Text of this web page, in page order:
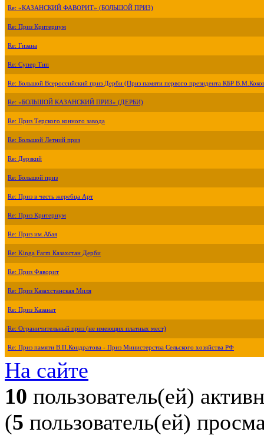
Re: «КАЗАНСКИЙ ФАВОРИТ» (БОЛЬШОЙ ПРИЗ)
Re: Приз Критериум
Re: Гизана
Re: Супер Тип
Re: Большой Всероссийский приз Дерби (Приз памяти первого президента КБР
Re: «БОЛЬШОЙ КАЗАНСКИЙ ПРИЗ» (ДЕРБИ)
Re: Приз Терского конного завода
Re: Большой Летний приз
Re: Дерзкий
Re: Большой приз
Re: Приз в честь жеребца Арт
Re: Приз Критериум
Re: Приз им.Абая
Re: Kinga Farm Казахстан Дерби
Re: Приз Фаворит
Re: Приз Казахстанская Миля
Re: Приз Казанат
Re: Ограничительный приз (не имеющих платных мест)
Re: Приз памяти В.П.Кондратова - Приз Министерства Сельского хозяйства РФ
На сайте
10 пользователь(ей)
(5 пользователь(ей)